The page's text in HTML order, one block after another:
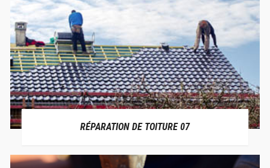
RÉPARATION DE TOITURE 07